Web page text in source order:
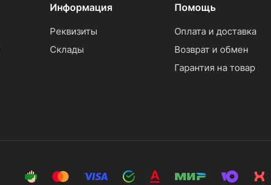
Информация
Реквизиты
Склады
Помощь
Оплата и доставка
Возврат и обмен
Гарантия на товар